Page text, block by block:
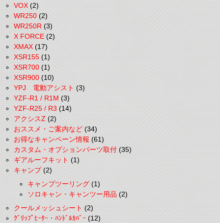
VOX(2)
WR250(2)
WR250R(3)
X FORCE(2)
XMAX(17)
XSR155(1)
XSR700(1)
XSR900(10)
YPJ 電動アシスト(3)
YZF-R1 / R1M(3)
YZF-R25 / R3(14)
アクシスZ(2)
おススメ・ご案内など(34)
お得なキャンペーン情報(61)
カスタム・オプションパーツ取付(35)
ギアルーフキット(1)
キャンプ(2)
キャンプツーリング(1)
ソロキャン・キャンツー用品(2)
クールメッシュシート(2)
ｸﾞﾘｯﾌﾟﾋｰﾀｰ・ﾊﾝﾄﾞﾙｶﾊﾞｰ(12)